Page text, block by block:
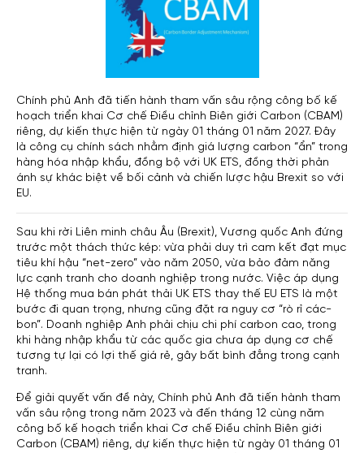
Chính phủ Anh đã tiến hành tham vấn sâu rộng công bố kế
hoạch triển khai Cơ chế Điều chỉnh Biên giới Carbon (CBAM)
riêng, dự kiến thực hiện từ ngày 01 tháng 01 năm 2027. Đây
là công cụ chính sách nhằm định giá lượng carbon “ẩn” trong
hàng hóa nhập khẩu, đồng bộ với UK ETS, đồng thời phản
ánh sự khác biệt về bối cảnh và chiến lược hậu Brexit so với
EU.
Sau khi rời Liên minh châu Âu (Brexit), Vương quốc Anh đứng
trước một thách thức kép: vừa phải duy trì cam kết đạt mục
tiêu khí hậu “net-zero” vào năm 2050, vừa bảo đảm năng
lực cạnh tranh cho doanh nghiệp trong nước. Việc áp dụng
Hệ thống mua bán phát thải UK ETS thay thế EU ETS là một
bước đi quan trọng, nhưng cũng đặt ra nguy cơ “rò rỉ các-
bon”. Doanh nghiệp Anh phải chịu chi phí carbon cao, trong
khi hàng nhập khẩu từ các quốc gia chưa áp dụng cơ chế
tương tự lại có lợi thế giá rẻ, gây bất bình đẳng trong cạnh
tranh.
Để giải quyết vấn đề này, Chính phủ Anh đã tiến hành tham
vấn sâu rộng trong năm 2023 và đến tháng 12 cùng năm
công bố kế hoạch triển khai Cơ chế Điều chỉnh Biên giới
Carbon (CBAM) riêng, dự kiến thực hiện từ ngày 01 tháng 01